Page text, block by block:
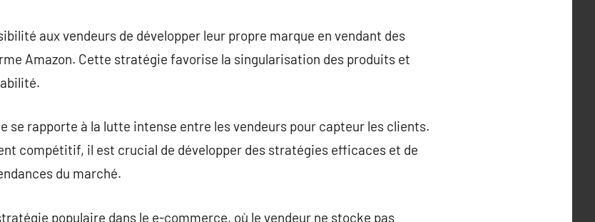
aux vendeurs de développer leur propre marque en vendant des
Amazon. Cette stratégie favorise la singularisation des produits et
se rapporte à la lutte intense entre les vendeurs pour capteur les clients.
compétitif, il est crucial de développer des stratégies efficaces et de
du marché.
populaire dans le e-commerce, où le vendeur ne stocke pas